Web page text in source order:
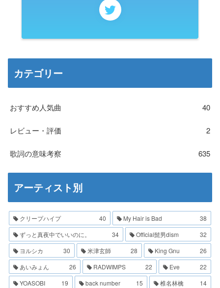
カテゴリー
おすすめ人気曲 40
レビュー・評価 2
歌詞の意味考察 635
アーティスト別
クリープハイプ 40 My Hair is Bad
38
ずっと真夜中でいいのに。
34 Official髭男dism
32
ヨルシカ
30 米津玄師 28 King Gnu
26
あいみょん
26 RADWIMPS 22 Eve
22
YOASOBI
19 back number 15 椎名林檎
14